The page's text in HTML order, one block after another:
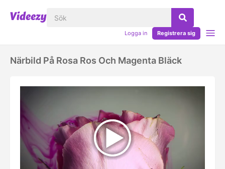
Logga in Registrera sig
Närbild På Rosa Ros Och Magenta Bläck